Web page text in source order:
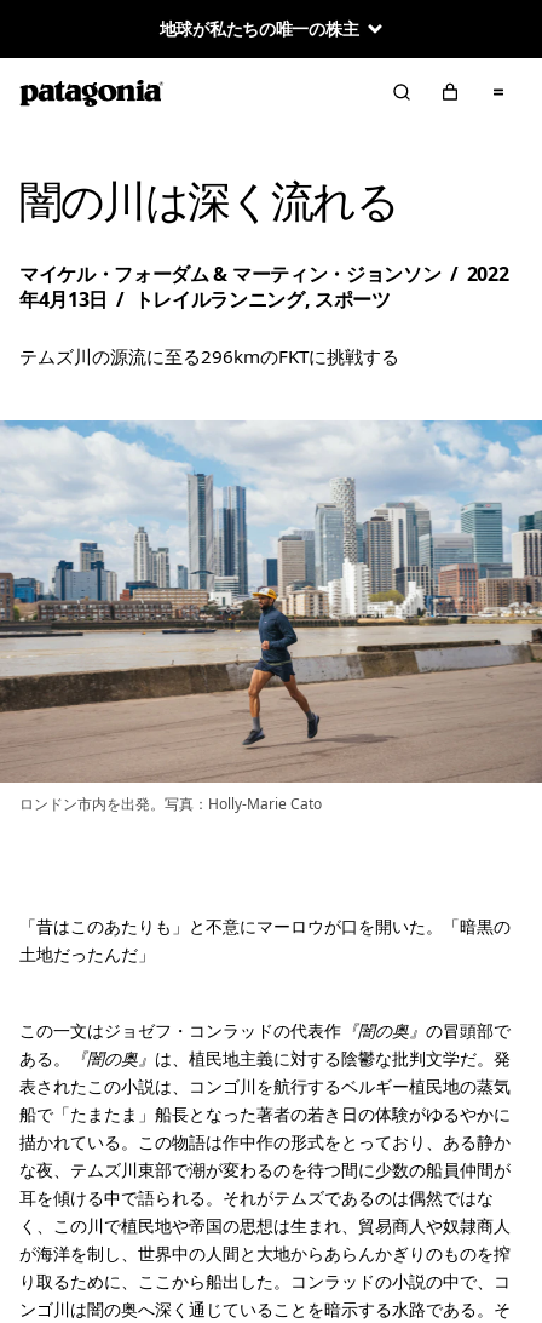
地球が私たちの唯一の株主
闇の川は深く流れる
マイケル・フォーダム & マーティン・ジョンソン / 2022
年4月13日 / トレイルランニング, スポーツ
テムズ川の源流に至る296kmのFKTに挑戦する
ロンドン市内を出発。写真：Holly-Marie Cato
「昔はこのあたりも」と不意にマーロウが口を開いた。「暗黒の
土地だったんだ」
この一文はジョゼフ・コンラッドの代表作 『闇の奥』 の冒頭部で
ある。
『闇の奥』 は、植民地主義に対する陰鬱な批判文学だ。発
表されたこの小説は、コンゴ川を航行するベルギー植民地の蒸気
船で「たまたま」船長となった著者の若き日の体験がゆるやかに
描かれている。この物語は作中作の形式をとっており、ある静か
な夜、テムズ川東部で潮が変わるのを待つ間に少数の船員仲間が
耳を傾ける中で語られる。それがテムズであるのは偶然ではな
く、この川で植民地や帝国の思想は生まれ、貿易商人や奴隷商人
が海洋を制し、世界中の人間と大地からあらんかぎりのものを搾
り取るために、ここから船出した。コンラッドの小説の中で、コ
ンゴ川は闇の奥へ深く通じていることを暗示する水路である。そ